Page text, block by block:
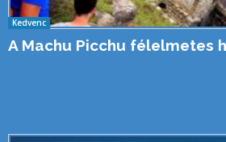
Kedvenc
A Machu Picchu félelmetes